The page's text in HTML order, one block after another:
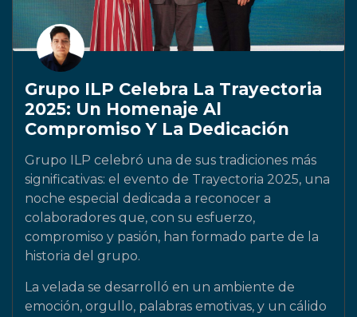
Grupo ILP Celebra La Trayectoria
2025: Un Homenaje Al
Compromiso Y La Dedicación
Grupo ILP celebró una de sus tradiciones más
significativas: el evento de Trayectoria 2025, una
noche especial dedicada a reconocer a
colaboradores que, con su esfuerzo,
compromiso y pasión, han formado parte de la
historia del grupo.
La velada se desarrolló en un ambiente de
emoción, orgullo, palabras emotivas, y un cálido